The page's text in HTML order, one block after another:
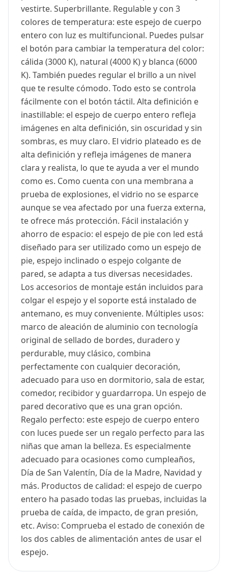
vestirte. Superbrillante. Regulable y con 3
colores de temperatura: este espejo de cuerpo
entero con luz es multifuncional. Puedes pulsar
el botón para cambiar la temperatura del color:
cálida (3000 K), natural (4000 K) y blanca (6000
K). También puedes regular el brillo a un nivel
que te resulte cómodo. Todo esto se controla
fácilmente con el botón táctil. Alta definición e
inastillable: el espejo de cuerpo entero refleja
imágenes en alta definición, sin oscuridad y sin
sombras, es muy claro. El vidrio plateado es de
alta definición y refleja imágenes de manera
clara y realista, lo que te ayuda a ver el mundo
como es. Como cuenta con una membrana a
prueba de explosiones, el vidrio no se esparce
aunque se vea afectado por una fuerza externa,
te ofrece más protección. Fácil instalación y
ahorro de espacio: el espejo de pie con led está
diseñado para ser utilizado como un espejo de
pie, espejo inclinado o espejo colgante de
pared, se adapta a tus diversas necesidades.
Los accesorios de montaje están incluidos para
colgar el espejo y el soporte está instalado de
antemano, es muy conveniente. Múltiples usos:
marco de aleación de aluminio con tecnología
original de sellado de bordes, duradero y
perdurable, muy clásico, combina
perfectamente con cualquier decoración,
adecuado para uso en dormitorio, sala de estar,
comedor, recibidor y guardarropa. Un espejo de
pared decorativo que es una gran opción.
Regalo perfecto: este espejo de cuerpo entero
con luces puede ser un regalo perfecto para las
niñas que aman la belleza. Es especialmente
adecuado para ocasiones como cumpleaños,
Día de San Valentín, Día de la Madre, Navidad y
más. Productos de calidad: el espejo de cuerpo
entero ha pasado todas las pruebas, incluidas la
prueba de caída, de impacto, de gran presión,
etc. Aviso: Comprueba el estado de conexión de
los dos cables de alimentación antes de usar el
espejo.